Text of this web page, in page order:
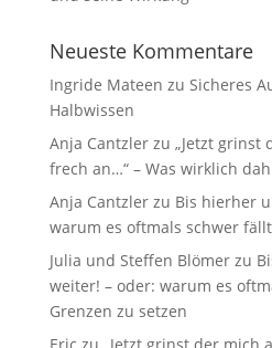
Neueste Kommentare
Ingride Mateen zu Sicheres
Halbwissen
Anja Cantzlerzu „Jetzt grinst
frech an…“ – Was wirklich
Anja Cantzlerzu Bis hierher
warum es oftmals schwer
Julia und Steffen Blömerzu
weiter! – oder: warum es
Grenzen zu setzen